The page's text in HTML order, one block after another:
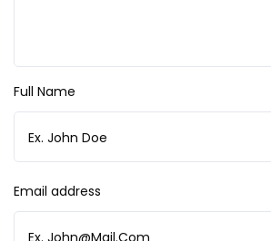
Full Name
Email address